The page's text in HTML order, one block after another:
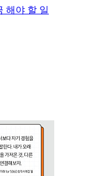
해야 할 일